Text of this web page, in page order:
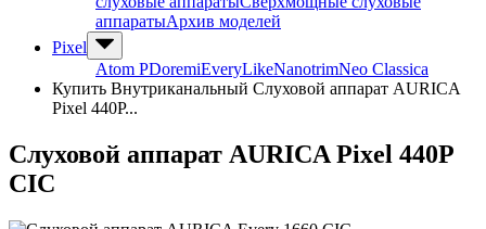
аппаратыАрхив моделей
Pixel
Atom PDoremiEveryLikeNanotrimNeo Classica
Купить Внутриканальный Слуховой аппарат AURICA
Pixel 440P...
Слуховой аппарат AURICA Pixel 440P
CIC